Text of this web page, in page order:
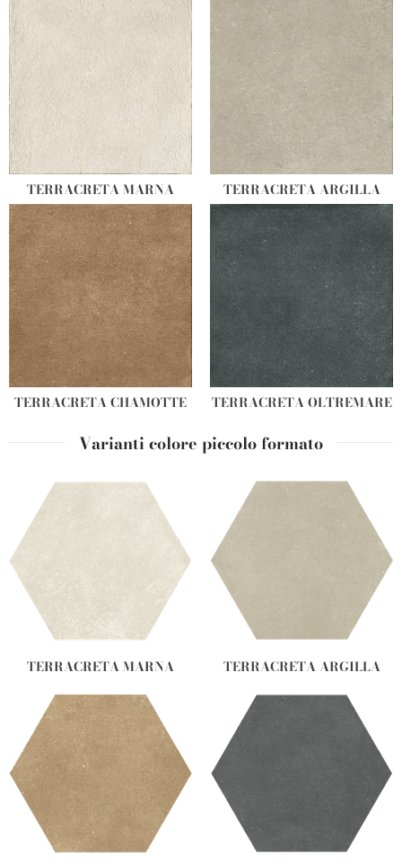
TERRACRETA MARNA TERRACRETA ARGILLA
TERRACRETA CHAMOTTE TERRACRETA OLTREMARE
Varianti colore piccolo formato
TERRACRETA MARNA TERRACRETA ARGILLA